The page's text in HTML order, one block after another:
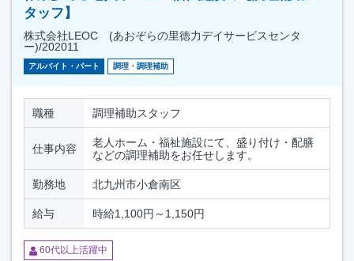
タッフ】
株式会社LEOC (あおぞらの里徳力デイサービスセンタ
ー)/202011
アルバイト・パート 調理・調理補助
職種 調理補助スタッフ
仕事内容
老人ホーム・福祉施設にて、盛り付け・配膳
などの調理補助をお任せします。
勤務地 北九州市小倉南区
給与 時給1,100円～1,150円
60代以上活躍中